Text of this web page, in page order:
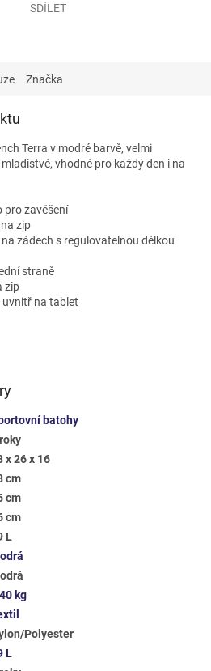
SDÍLET
Značka
Terra v modré barvě, velmi
vhodné pro každý den i na
pro zavěšení
zip
zádech s regulovatelnou délkou
straně
zip
na tablet
batohy
x 26 x 16
cm
cm
cm
L
kg
Polyester
L